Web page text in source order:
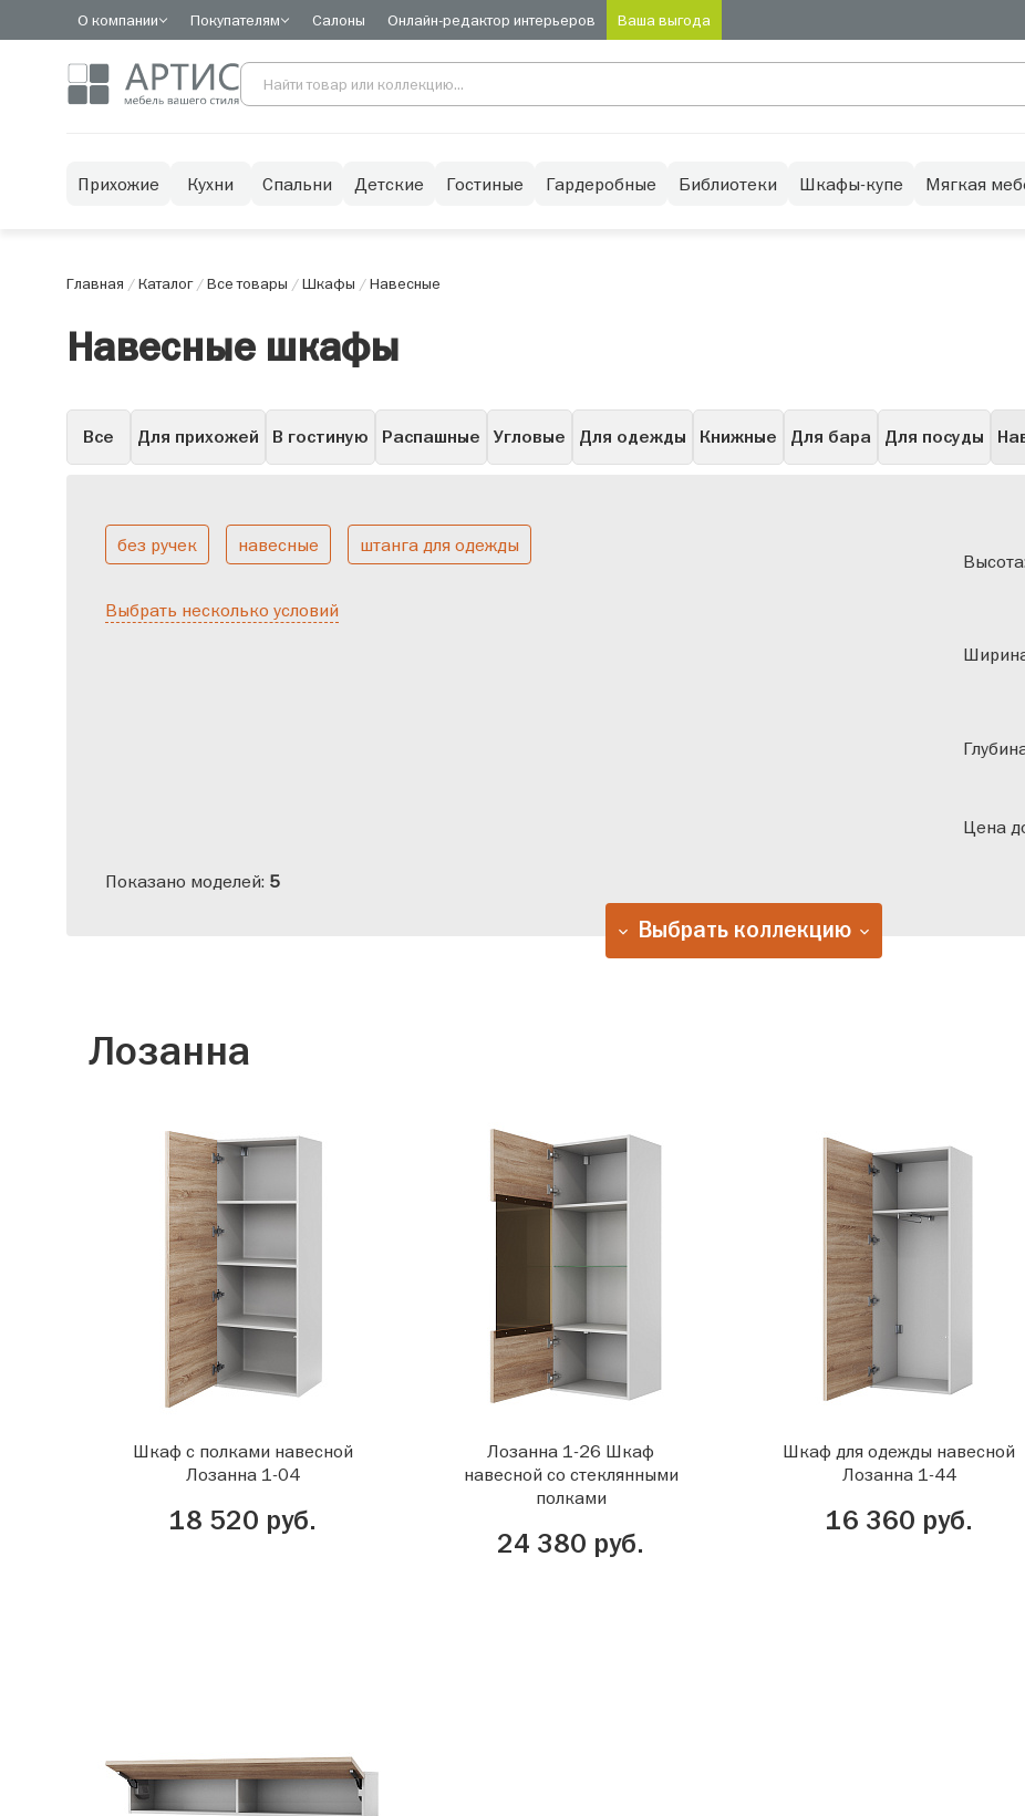
О компании Покупателям Салоны Онлайн-редактор интерьеров Ваша выгода
Прихожие Кухни Спальни Детские Гостиные Гардеробные Библиотеки Шкафы-купе Мягкая
Главная /Каталог/Все товары /Шкафы /Навесные
Навесные шкафы
Все Для прихожей В гостиную Распашные Угловые Для одежды Книжные Для бара Для посуды
Большие Двухстворчатые
без ручек навесные штанга для одежды
Выбрать несколько условий
Высота:
Цена
Показано моделей: 5
Выбрать коллекцию
Лозанна
Шкаф с полками навесной
Лозанна 1-04
18 520 руб.
Лозанна 1-26 Шкаф
навесной со стеклянными
полками
24 380 руб.
Шкаф для одежды навесной
Лозанна 1-44
16 360 руб.